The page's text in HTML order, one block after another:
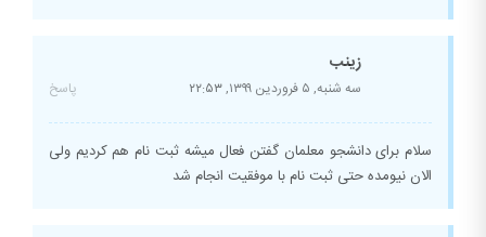
زینب
سه شنبه, ۵ فروردین ۱۳۹۹, ۲۲:۵۳ پاسخ
سلام برای دانشجو معلمان گفتن فعال میشه ثبت نام هم کردیم ولی
الان نیومده حتی ثبت نام با موفقیت انجام شد